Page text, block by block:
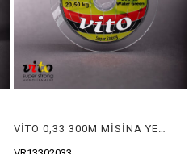
VİTO 0,33 300M MİSİNA YEŞİL